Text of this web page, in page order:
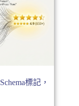
標記，